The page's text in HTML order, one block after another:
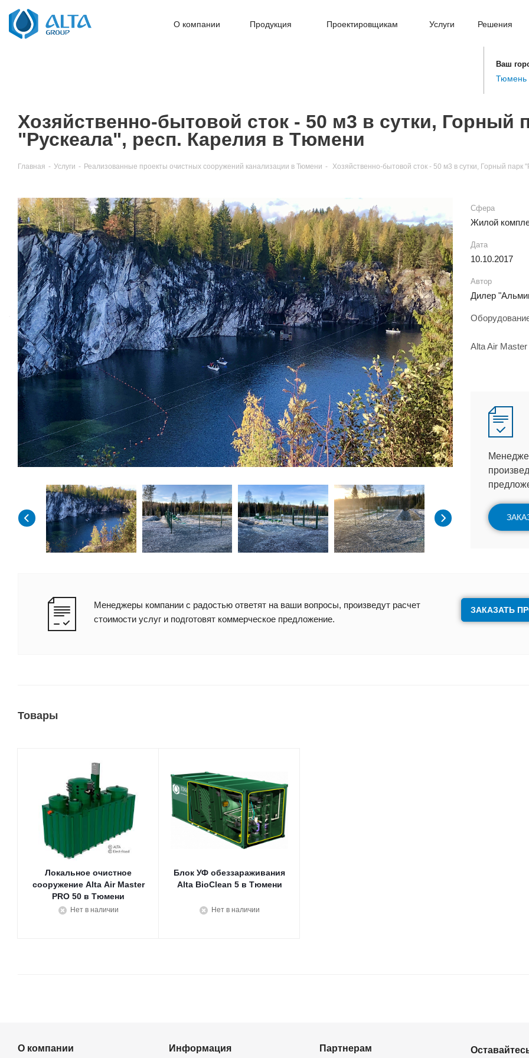
О компании Продукция Проектировщикам Услуги Решения
Ваш
Тюмень
Хозяйственно-бытовой сток - 50 м3 в сутки, Горный
"Рускеала", респ. Карелия в Тюмени
Главная - Услуги - Реализованные проекты очистных сооружений канализации в Тюмени - Хозяйственно-бытовой сток - 50 м3 в сутки, Горный парк
Сфера
Жилой
Дата
10.10.2017
Автор
Дилер
Alta Air
Менеджеры компании с радостью ответят на ваши вопросы, произведут расчет
стоимости услуг и подготовят коммерческое предложение.
ЗАКАЗАТЬ
Товары
Локальное очистное
сооружение Alta Air Master
PRO 50 в Тюмени
Нет в наличии
Блок УФ обеззараживания
Alta BioClean 5 в Тюмени
Нет в наличии
О компании Информация Партнерам